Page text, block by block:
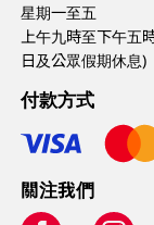
星期一至五
上午九時至下午五
日及公眾假期休息)
付款方式
關注我們